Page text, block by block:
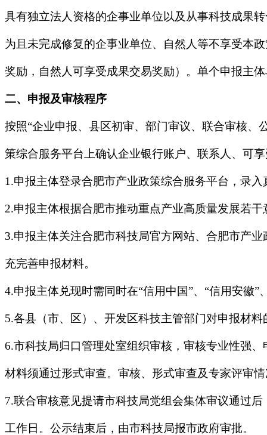
具有独立法人资格的企事业单位以及从事科技成果
为且未完成修复的企事业单位、自然人等不享受本
奖励，自然人可享受成果交易奖励）。单个申报主
二、申报及审核程序
按照“企业申报、县区初审、部门审议、联合审核、
策综合服务平台上确认企业银行账户、联系人、可
1.申报主体登录合肥市产业政策综合服务平台，录
2.申报主体根据合肥市推动重点产业高质量发展若
3.申报主体关注合肥市科技局官方网站、合肥市产
充完善申报材料。
4.申报主体兑现时需同时在“信用中国”、“信用安徽
5.各县（市、区）、开发区科技主管部门对申报材
6.市科技局归口管理处室组织审核，审核专业性强
材料须通过形式审查。审核、形式审查及专家评审
7.联合审核意见提请市科技局党组会集体审议通过
工作日。公示结束后，由市科技局报市政府审批。